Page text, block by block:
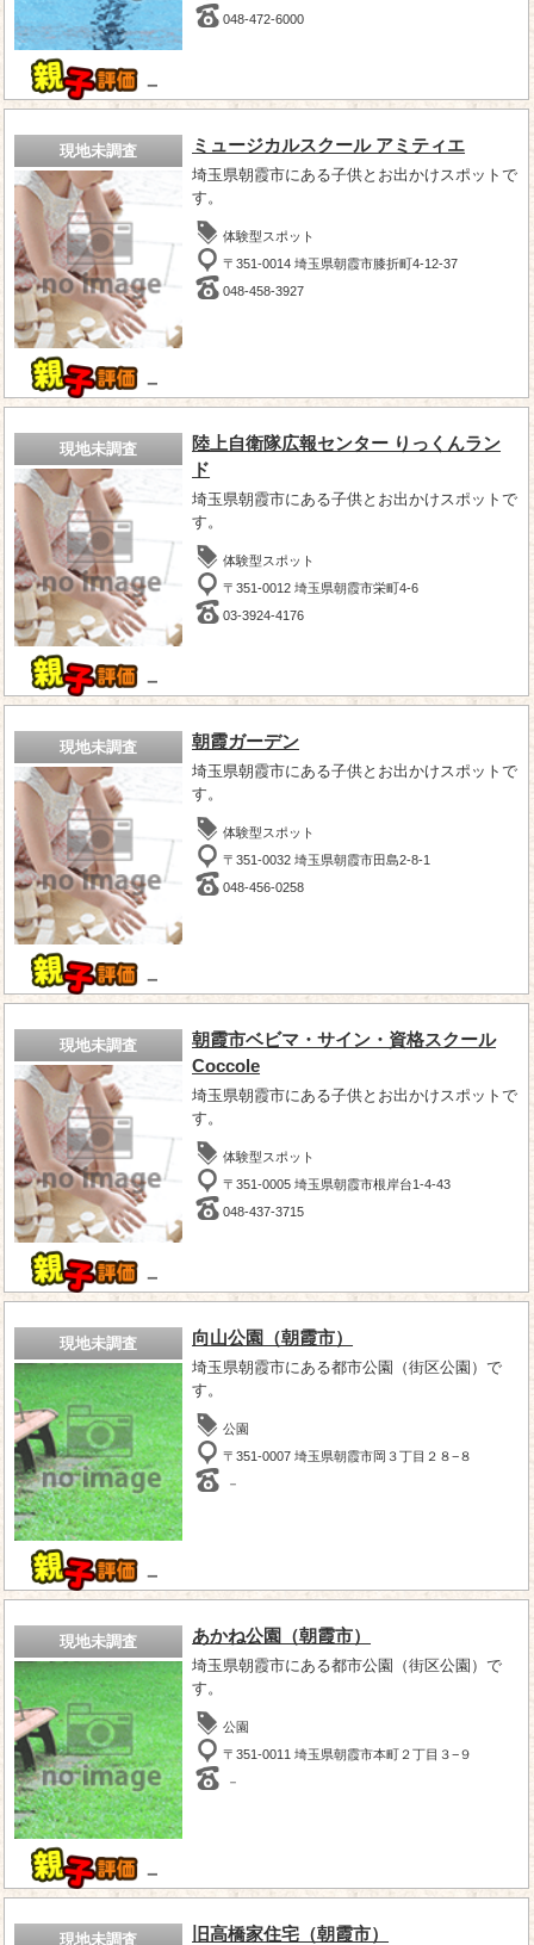
－
048-472-6000
現地未調査
－
ミュージカルスクール アミティエ
埼玉県朝霞市にある子供とお出かけスポットで
す。
体験型スポット
〒351-0014 埼玉県朝霞市膝折町4-12-37
048-458-3927
現地未調査
－
陸上自衛隊広報センター りっくんラン
ド
埼玉県朝霞市にある子供とお出かけスポットで
す。
体験型スポット
〒351-0012 埼玉県朝霞市栄町4-6
03-3924-4176
現地未調査
－
朝霞ガーデン
埼玉県朝霞市にある子供とお出かけスポットで
す。
体験型スポット
〒351-0032 埼玉県朝霞市田島2-8-1
048-456-0258
現地未調査
－
朝霞市ベビマ・サイン・資格スクール
Coccole
埼玉県朝霞市にある子供とお出かけスポットで
す。
体験型スポット
〒351-0005 埼玉県朝霞市根岸台1-4-43
048-437-3715
現地未調査
－
向山公園（朝霞市）
埼玉県朝霞市にある都市公園（街区公園）で
す。
公園
〒351-0007 埼玉県朝霞市岡３丁目２８−８
－
現地未調査
－
あかね公園（朝霞市）
埼玉県朝霞市にある都市公園（街区公園）で
す。
公園
〒351-0011 埼玉県朝霞市本町２丁目３−９
－
現地未調査 旧高橋家住宅（朝霞市）